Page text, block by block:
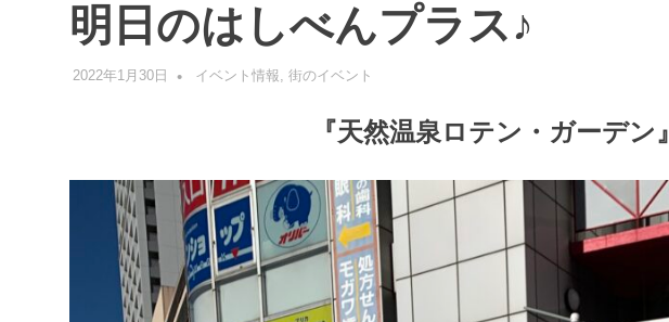
明日のはしべんプラス♪
2022年1月30日 管理者
イベント情報 街のイベント
『天然温泉ロテン・ガーデン』